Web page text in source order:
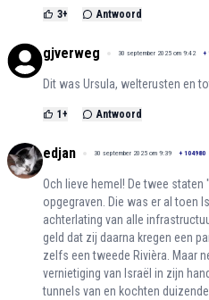
3+ Antwoord
gjverweg 30 september 2025 om 9:42 +
Dit was Ursula, welterusten en
1 + Antwoord
edjan 30 september 2025 om 9:39 + 104980
Och lieve hemel! De twee
opgegraven. Die was er al toen
achterlating van alle
geld dat zij daarna kregen een
zelfs een tweede Rivièra. Maar
vernietiging van Israël in zijn
tunnels van en kochten